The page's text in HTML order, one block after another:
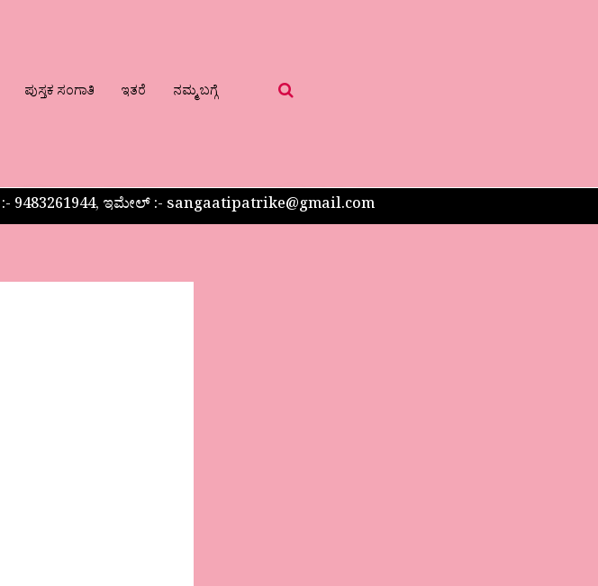
ಪುಸ್ತಕ ಸಂಗಾತಿ ಇತರೆ ನಮ್ಮ ಬಗ್ಗೆ
9483261944, ಇಮೇಲ್ :- sangaatipatrike@gmail.com